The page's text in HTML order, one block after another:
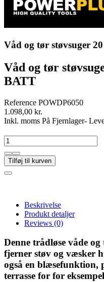
Våd og tør støvsuger
Våd og tør
BATT
Reference POWDP6050
1.098,00 kr.
Inkl. moms På Fjernlager-
Tilføj til kurven
Beskrivelse
Produkt detaljer
Reviews (0)
Denne trådløse våde
fjerner støv og væsker
også en blæsefunktion,
terrasse for for